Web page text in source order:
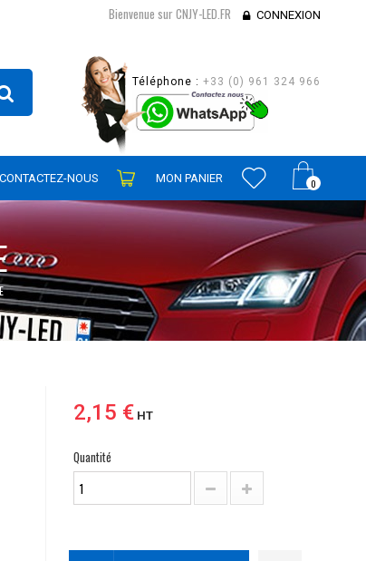
Bienvenue sur CNJY-LED.FR CONNEXION
Téléphone : +33 (0) 961 324 966
0
CONTACTEZ-NOUS MON PANIER
2,15 €HT
Quantité